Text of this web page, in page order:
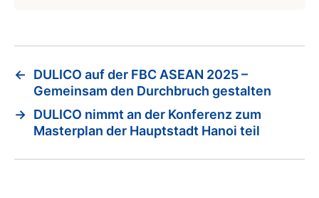
←
DULICO auf der FBC ASEAN 2025 –
Gemeinsam den Durchbruch gestalten
→ DULICO nimmt an der Konferenz zum
Masterplan der Hauptstadt Hanoi teil